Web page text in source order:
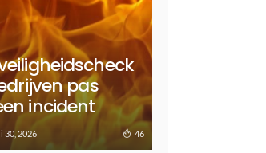
pas
incident
30, 2026 46